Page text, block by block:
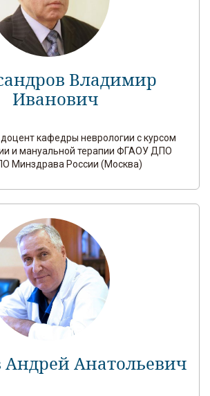
Владимир
Иванович
кафедры неврологии с курсом
и мануальной терапии ФГАОУ ДПО
Минздрава России (Москва)
Андрей Анатольевич